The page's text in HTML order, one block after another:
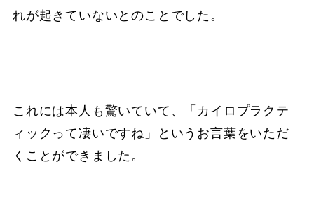
れが起きていないとのことでした。
これには本人も驚いていて、「カイロプラクテ
ィックって凄いですね」というお言葉をいただ
くことができました。